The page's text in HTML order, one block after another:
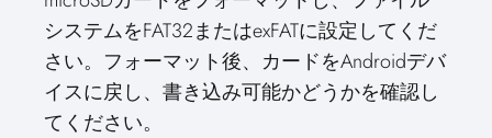
システムをFAT32またはexFATに設定してくだ
さい。フォーマット後、カードをAndroidデバ
イスに戻し、書き込み可能かどうかを確認し
てください。